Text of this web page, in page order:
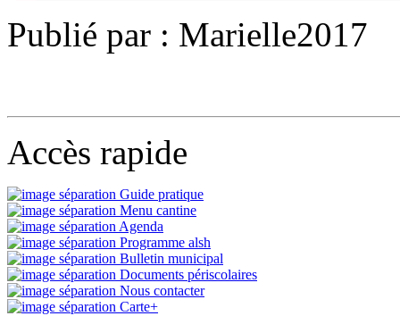
Publié par : Marielle2017
Accès rapide
Guide pratique
Menu cantine
Agenda
Programme alsh
Bulletin municipal
Documents périscolaires
Nous contacter
Carte+